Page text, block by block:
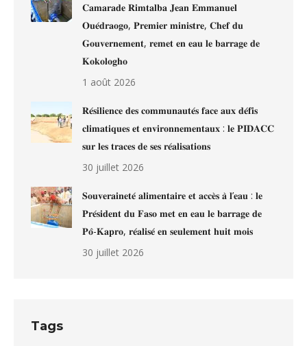
𝐂𝐚𝐦𝐚𝐫𝐚𝐝𝐞 𝐑𝐢𝐦𝐭𝐚𝐥𝐛𝐚 𝐉𝐞𝐚𝐧 𝐄𝐦𝐦𝐚𝐧𝐮𝐞𝐥
𝐎𝐮𝐞́𝐝𝐫𝐚𝐨𝐠𝐨, 𝐏𝐫𝐞𝐦𝐢𝐞𝐫 𝐦𝐢𝐧𝐢𝐬𝐭𝐫𝐞, 𝐂𝐡𝐞𝐟 𝐝𝐮
𝐆𝐨𝐮𝐯𝐞𝐫𝐧𝐞𝐦𝐞𝐧𝐭, 𝐫𝐞𝐦𝐞𝐭 𝐞𝐧 𝐞𝐚𝐮 𝐥𝐞 𝐛𝐚𝐫𝐫𝐚𝐠𝐞 𝐝𝐞
𝐊𝐨𝐤𝐨𝐥𝐨𝐠𝐡𝐨
1 août 2026
𝐑𝐞́𝐬𝐢𝐥𝐢𝐞𝐧𝐜𝐞 𝐝𝐞𝐬 𝐜𝐨𝐦𝐦𝐮𝐧𝐚𝐮𝐭𝐞́𝐬 𝐟𝐚𝐜𝐞 𝐚𝐮𝐱 𝐝𝐞́𝐟𝐢𝐬
𝐜𝐥𝐢𝐦𝐚𝐭𝐢𝐪𝐮𝐞𝐬 𝐞𝐭 𝐞𝐧𝐯𝐢𝐫𝐨𝐧𝐧𝐞𝐦𝐞𝐧𝐭𝐚𝐮𝐱 : 𝐥𝐞 𝐏𝐈𝐃𝐀𝐂𝐂
𝐬𝐮𝐫 𝐥𝐞𝐬 𝐭𝐫𝐚𝐜𝐞𝐬 𝐝𝐞 𝐬𝐞𝐬 𝐫𝐞́𝐚𝐥𝐢𝐬𝐚𝐭𝐢𝐨𝐧𝐬
30 juillet 2026
𝐒𝐨𝐮𝐯𝐞𝐫𝐚𝐢𝐧𝐞𝐭𝐞́ 𝐚𝐥𝐢𝐦𝐞𝐧𝐭𝐚𝐢𝐫𝐞 𝐞𝐭 𝐚𝐜𝐜𝐞̀𝐬 𝐚̀ 𝐥’𝐞𝐚𝐮 : 𝐥𝐞
𝐏𝐫𝐞́𝐬𝐢𝐝𝐞𝐧𝐭 𝐝𝐮 𝐅𝐚𝐬𝐨 𝐦𝐞𝐭 𝐞𝐧 𝐞𝐚𝐮 𝐥𝐞 𝐛𝐚𝐫𝐫𝐚𝐠𝐞 𝐝𝐞
𝐏𝐨̂-𝐊𝐚𝐩𝐫𝐨, 𝐫𝐞́𝐚𝐥𝐢𝐬𝐞́ 𝐞𝐧 𝐬𝐞𝐮𝐥𝐞𝐦𝐞𝐧𝐭 𝐡𝐮𝐢𝐭 𝐦𝐨𝐢𝐬
30 juillet 2026
Tags